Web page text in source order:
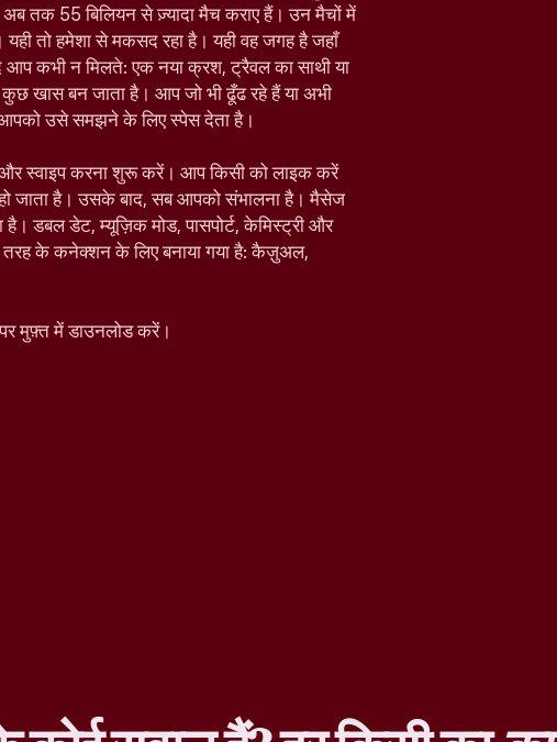
तक 55 बिलियन से ज़्यादा मैच कराए हैं। उन मैचों में
तो हमेशा से मकसद रहा है। यही वह जगह है जहाँ
कभी न मिलते: एक नया क्रश, ट्रैवल का साथी या
कुछ खास बन जाता है। आप जो भी ढूँढ रहे हैं या अभी
उसे समझने के लिए स्पेस देता है।
स्वाइप करना शुरू करें। आप किसी को लाइक करें
जाता है। उसके बाद, सब आपको संभालना है। मैसेज
डबल डेट, म्यूज़िक मोड, पासपोर्ट, केमिस्ट्री और
के कनेक्शन के लिए बनाया गया है: कैज़ुअल,
मुफ़्त में डाउनलोड करें।